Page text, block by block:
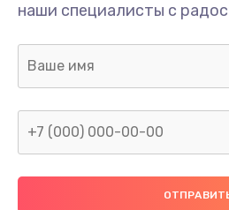
Замена системы
от 1500
наши специалисты с